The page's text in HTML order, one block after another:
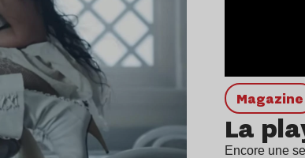
magazine
La
Encore une